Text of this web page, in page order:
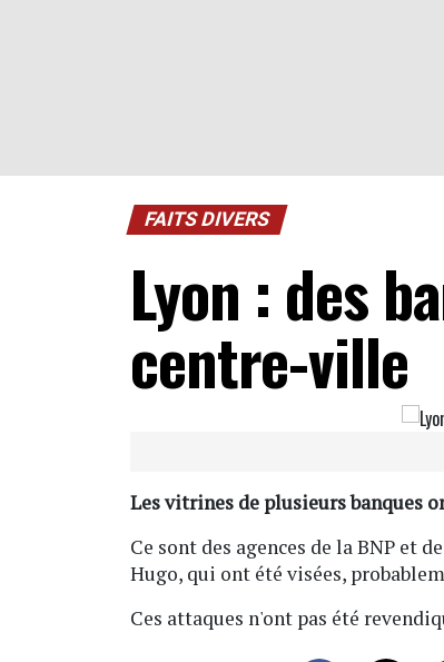
FAITS DIVERS
Lyon : des
centre-ville
Les vitrines de plusieurs banques
Ce sont des agences de la BNP et
Hugo, qui ont été visées,
Ces attaques n'ont pas été